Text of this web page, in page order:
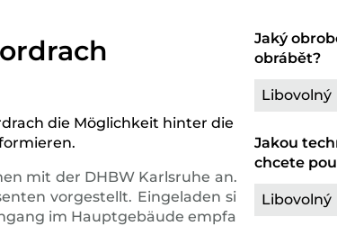
Jaký
obrábět?
Libovolný
Jakou
chcete
Libovolný
die Möglichkeit hinter die Kulissen zu
mit der DHBW Karlsruhe an. Nicht nur in
vorgestellt. Eingeladen sind
im Hauptgebäude empfangen.